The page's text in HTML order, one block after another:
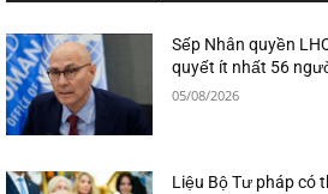
Sếp Nhân quyền
quyết ít nhất 56
05/08/2026
Liệu Bộ Tư pháp có